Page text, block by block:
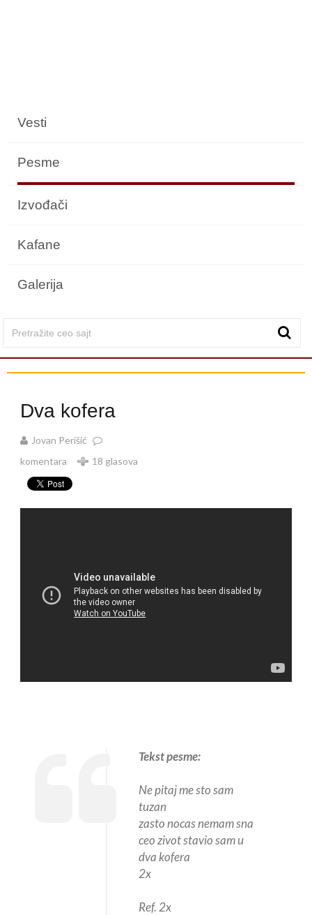
Vesti
Pesme
Izvođači
Kafane
Galerija
Dva kofera
Jovan Perišić
komentara
18 glasova
Tekst pesme:
Ne pitaj me sto sam
tuzan
zasto nocas nemam sna
ceo zivot stavio sam u
dva kofera
2x
Ref. 2x